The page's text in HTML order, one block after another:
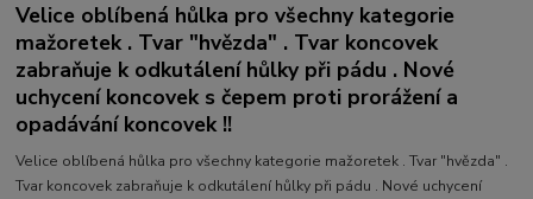
Velice oblíbená hůlka pro všechny kategorie
mažoretek . Tvar "hvězda" . Tvar koncovek
zabraňuje k odkutálení hůlky při pádu . Nové
uchycení koncovek s čepem proti prorážení a
opadávání koncovek !!
Velice oblíbená hůlka pro všechny kategorie mažoretek . Tvar "hvězda" .
Tvar koncovek zabraňuje k odkutálení hůlky při pádu . Nové uchycení